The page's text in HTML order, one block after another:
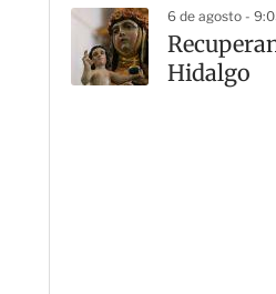
6 de agosto -
Hidalgo